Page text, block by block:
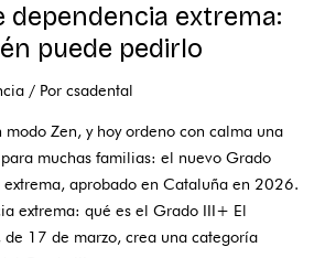
dependencia extrema:
puede pedirlo
/ Porcsadental
modo Zen, y hoy ordeno con calma una
muchas familias: el nuevo Grado
aprobado en Cataluña en 2026.
extrema: qué es el Grado III+ El
17 de marzo, crea una categoría